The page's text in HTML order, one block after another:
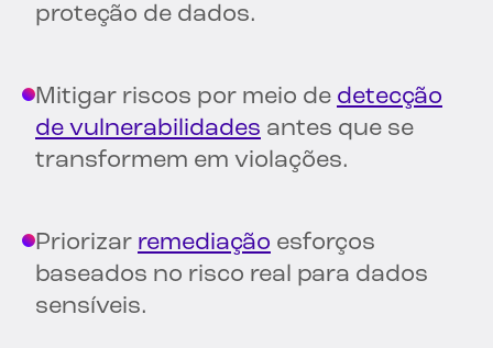
proteção de dados.
Mitigar riscos por meio de detecção
de vulnerabilidades antes que se
transformem em violações.
Priorizar remediação esforços
baseados no risco real para dados
sensíveis.